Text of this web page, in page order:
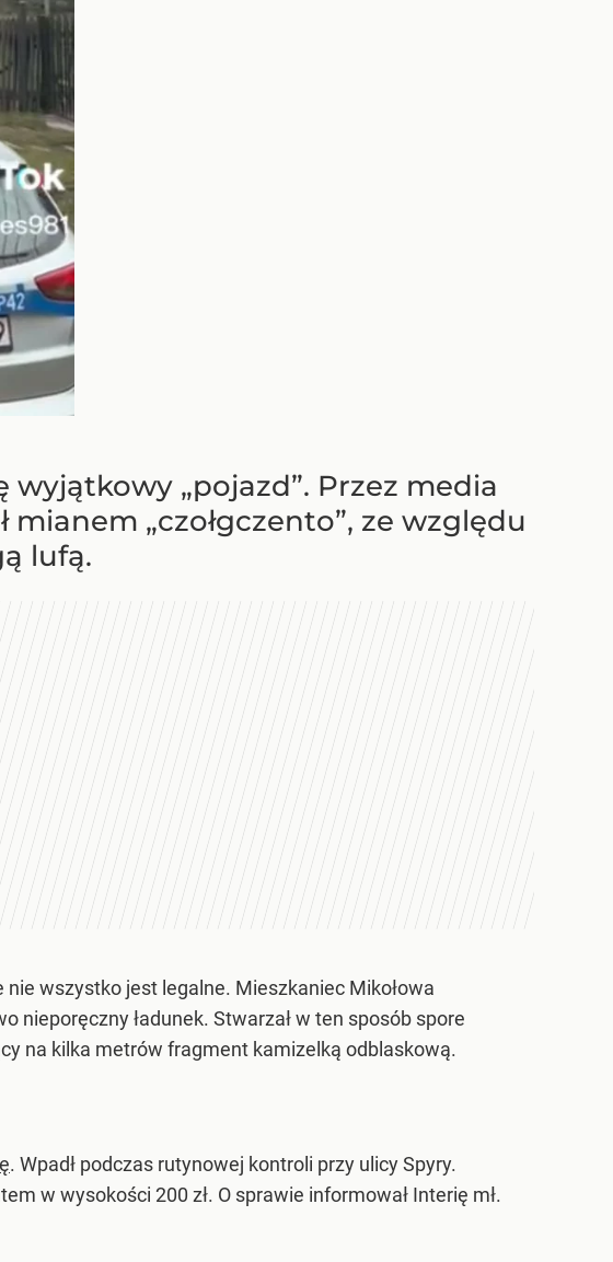
„pojazd”. Przez media
„czołgczento”, ze względu
lufą.
wszystko jest legalne. Mieszkaniec Mikołowa
ładunek. Stwarzał w ten sposób spore
na kilka metrów fragment kamizelką odblaskową.
. Wpadł podczas rutynowej kontroli przy ulicy Spyry.
w wysokości 200 zł. O sprawie informował Interię mł.